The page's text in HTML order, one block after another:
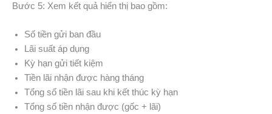
Bước 5: Xem kết quả hiển thị bao gồm:
Số tiền gửi ban đầu
Lãi suất áp dụng
Kỳ hạn gửi tiết kiệm
Tiền lãi nhận được hàng tháng
Tổng số tiền lãi sau khi kết thúc kỳ hạn
Tổng số tiền nhận được (gốc + lãi)